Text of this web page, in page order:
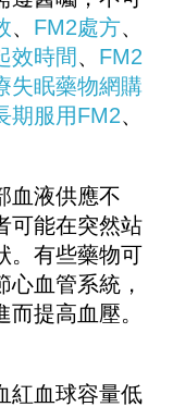
、 FM2處方、
效時間、 FM2
失眠藥物網購
期服用FM2、
液供應不
可能在突然站
。有些藥物可
血管系統，
提高血壓。
血球容量低